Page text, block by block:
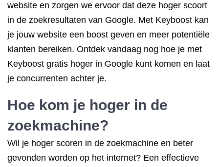
website en zorgen we ervoor dat deze hoger scoort
in de zoekresultaten van Google. Met Keyboost kan
je jouw website een boost geven en meer potentiële
klanten bereiken. Ontdek vandaag nog hoe je met
Keyboost gratis hoger in Google kunt komen en laat
je concurrenten achter je.
Hoe kom je hoger in de
zoekmachine?
Wil je hoger scoren in de zoekmachine en beter
gevonden worden op het internet? Een effectieve